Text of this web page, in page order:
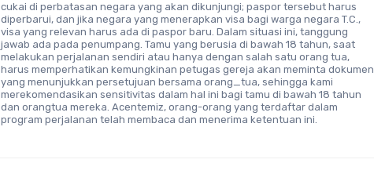
cukai di perbatasan negara yang akan dikunjungi; paspor tersebut harus
diperbarui, dan jika negara yang menerapkan visa bagi warga negara T.C.,
visa yang relevan harus ada di paspor baru. Dalam situasi ini, tanggung
jawab ada pada penumpang. Tamu yang berusia di bawah 18 tahun, saat
melakukan perjalanan sendiri atau hanya dengan salah satu orang tua,
harus memperhatikan kemungkinan petugas gereja akan meminta dokumen
yang menunjukkan persetujuan bersama orang_tua, sehingga kami
merekomendasikan sensitivitas dalam hal ini bagi tamu di bawah 18 tahun
dan orangtua mereka. Acentemiz, orang-orang yang terdaftar dalam
program perjalanan telah membaca dan menerima ketentuan ini.